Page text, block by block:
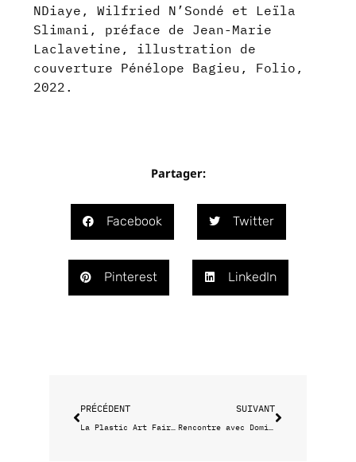
NDiaye, Wilfried N’Sondé et Leïla
Slimani, préface de Jean-Marie
Laclavetine, illustration de
couverture Pénélope Bagieu, Folio,
2022.
Partager:
Facebook Twitter
Pinterest LinkedIn
PRÉCÉDENT
La Plastic Art Fair s’installe chez Solarium du 10 au 12 novembre
SUIVANT
Rencontre avec Dominique Bluzet, le fondateur des Théâtres